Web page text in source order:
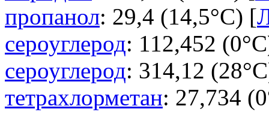
пропанол: 29,4 (14,5°C) [
сероуглерод: 112,452
сероуглерод: 314,12
тетрахлорметан: 27,734